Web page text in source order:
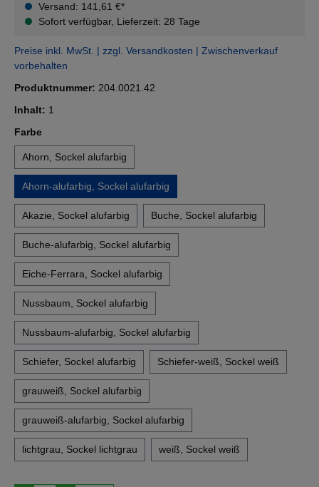
Versand: 141,61 €*
Sofort verfügbar, Lieferzeit: 28 Tage
Preise inkl. MwSt. | zzgl. Versandkosten | Zwischenverkauf
vorbehalten
Produktnummer: 204.0021.42
Inhalt: 1
Farbeauswählen
Ahorn, Sockel alufarbig
Ahorn-alufarbig, Sockel alufarbig
Akazie, Sockel alufarbig Buche, Sockel alufarbig
Buche-alufarbig, Sockel alufarbig
Eiche-Ferrara, Sockel alufarbig
Nussbaum, Sockel alufarbig
Nussbaum-alufarbig, Sockel alufarbig
Schiefer, Sockel alufarbig Schiefer-weiß, Sockel weiß
grauweiß, Sockel alufarbig
grauweiß-alufarbig, Sockel alufarbig
lichtgrau, Sockel lichtgrau weiß, Sockel weiß